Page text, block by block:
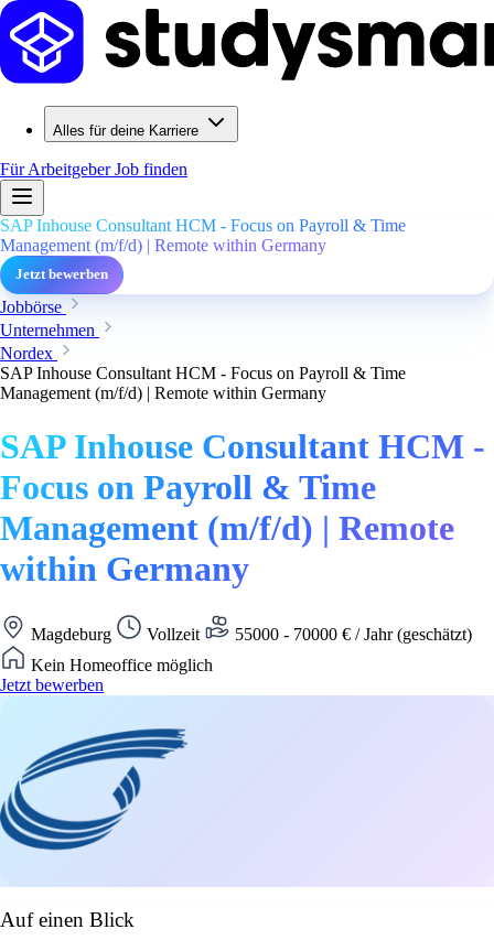
Alles für deine Karriere
Für ArbeitgeberJob finden
SAP Inhouse Consultant HCM - Focus on Payroll & Time
Management (m/f/d) | Remote within Germany
Jetzt bewerben
Jobbörse
Unternehmen
Nordex
SAP Inhouse Consultant HCM - Focus on Payroll & Time
Management (m/f/d) | Remote within Germany
SAP Inhouse Consultant HCM -
Focus on Payroll & Time
Management (m/f/d) | Remote
within Germany
Magdeburg Vollzeit
55000 - 70000 € / Jahr (geschätzt)
Kein Homeoffice möglich
Jetzt bewerben
Auf einen Blick